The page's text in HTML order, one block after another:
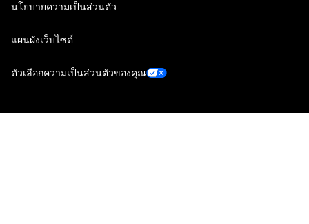
นโยบายความเป็นส่วนตัว
แผนผังเว็บไซต์
ตัวเลือกความเป็นส่วนตัวของคุณ